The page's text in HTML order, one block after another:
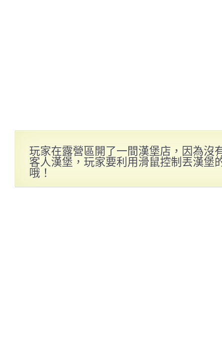
玩家在露營區開了一間漢堡店，因為沒
客人漢堡，玩家要利用滑鼠控制丟漢堡
哦！